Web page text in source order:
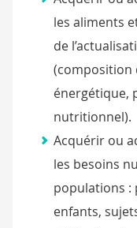
les aliments
de
(composition
énergétique,
nutritionnel).
Acquérir ou
les besoins
populations :
enfants,